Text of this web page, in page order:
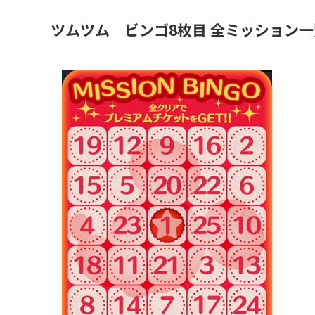
ツムツム ビンゴ8枚目 全ミッション